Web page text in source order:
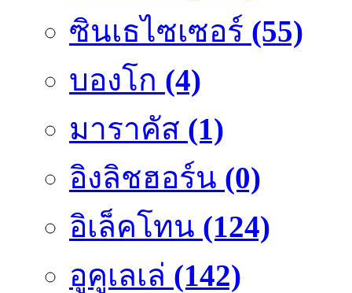
ซินเธไซเซอร์ (55)
บองโก (4)
มาราคัส (1)
อิงลิชฮอร์น (0)
อิเล็คโทน (124)
อูคูเลเล่ (142)